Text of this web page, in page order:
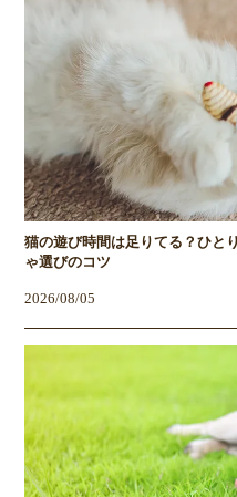
猫の遊び時間は足りてる？ひと
ゃ選びのコツ
2026/08/05